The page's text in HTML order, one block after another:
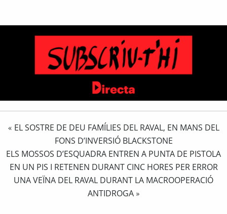
« EL SOSTRE DE DEU FAMÍLIES DEL RAVAL, EN MANS DEL
FONS D’INVERSIÓ BLACKSTONE
ELS MOSSOS D’ESQUADRA ENTREN A PUNTA DE PISTOLA
EN UN PIS I RETENEN DURANT CINC HORES PER ERROR
UNA VEÏNA DEL RAVAL DURANT LA MACROOPERACIÓ
ANTIDROGA»